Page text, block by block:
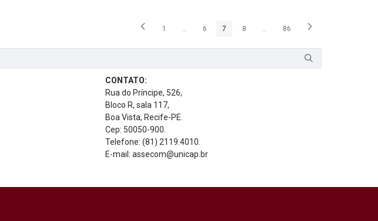
Página
1 ...Páginas intermediárias Usar ABA para navegar.
Página
6 Página
7 Página
8 ...Páginas intermediárias Usar ABA
Página
86
CONTATO:
Rua do Príncipe, 526,
Bloco R, sala 117,
Boa Vista, Recife-PE.
Cep: 50050-900.
Telefone: (81) 2119.4010.
E-mail: assecom@unicap.br